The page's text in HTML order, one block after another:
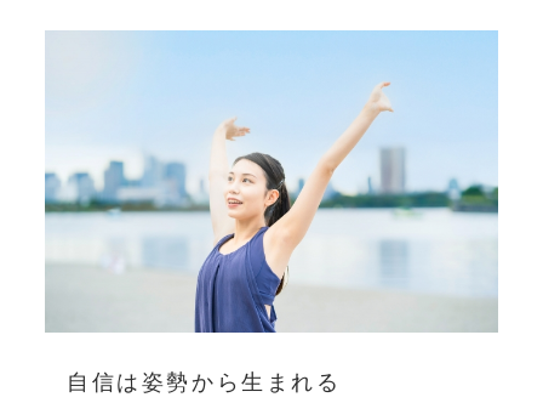
自信は姿勢から生まれる